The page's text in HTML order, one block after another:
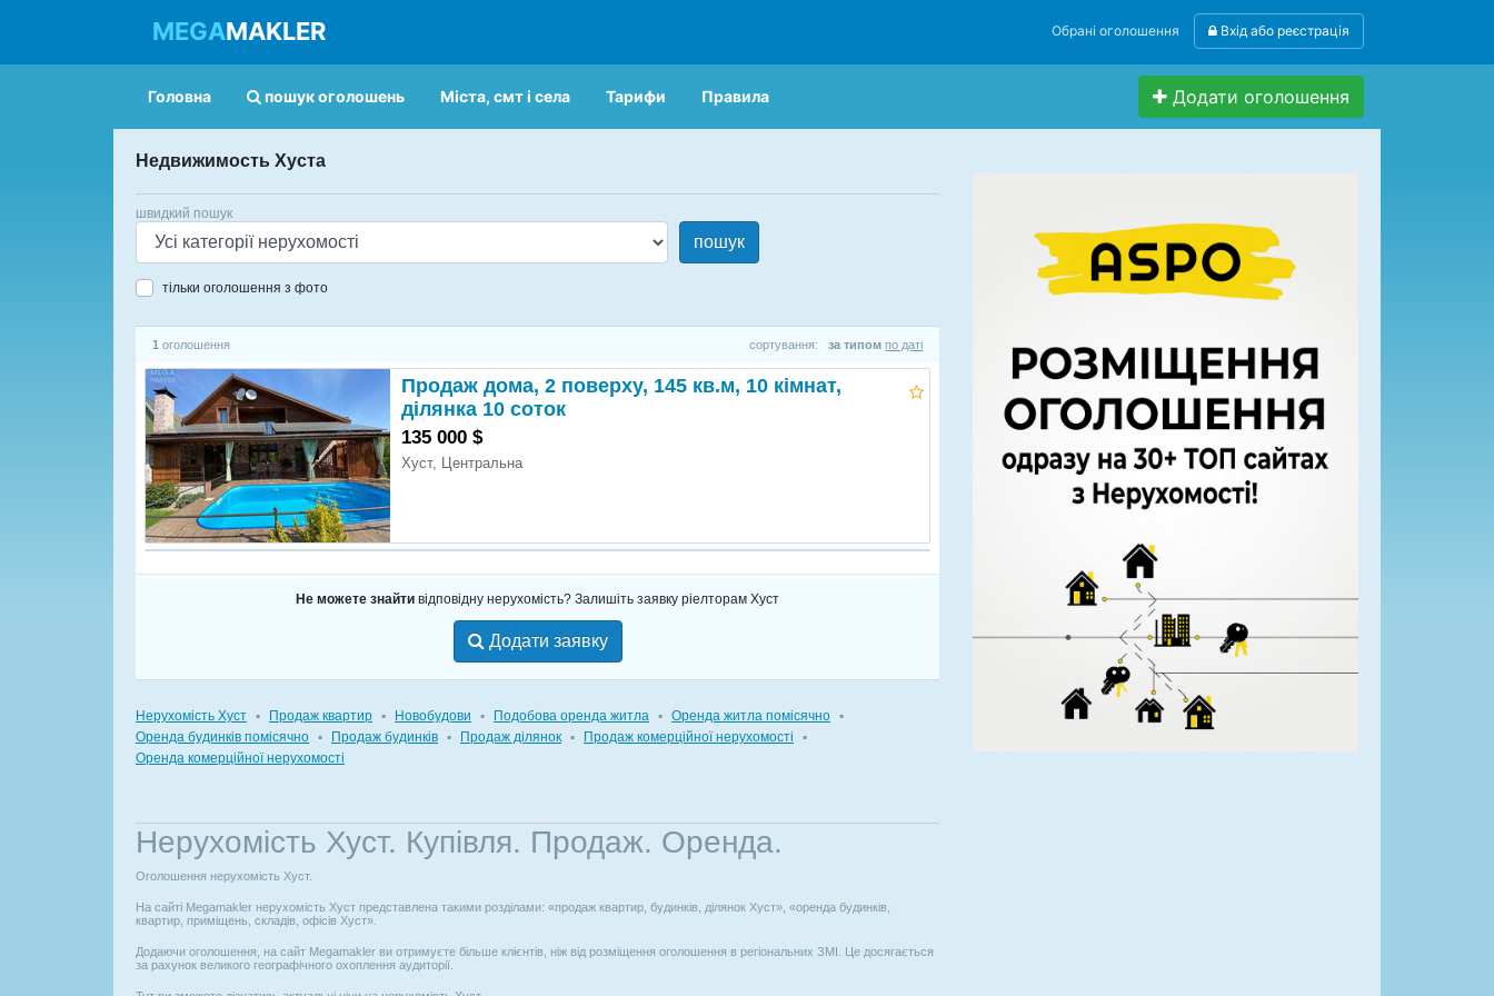
MEGAMAKLER Обрані оголошення Вхід або реєстрація
Головна пошук оголошень Міста, смт і села Тарифи Правила Додати оголошення
Недвижимость Хуста
швидкий пошук
пошук
тільки оголошення з фото
1 оголошення сортування:за типом по даті
Продаж дома, 2 поверху, 145 кв.м, 10 кімнат,
ділянка 10 соток
135 000 $
Хуст, Центральна
Не можете знайтивідповідну нерухомість? Залишіть заявку ріелторам Хуст
Додати заявку
Нерухомість Хуст ▪ Продаж квартир ▪ Новобудови ▪ Подобова оренда житла ▪ Оренда житла помісячно ▪
Оренда будинків помісячно ▪ Продаж будинків ▪ Продаж ділянок ▪ Продаж комерційної нерухомості
▪
Оренда комерційної нерухомості
Нерухомість Хуст. Купівля. Продаж. Оренда.
Оголошення нерухомість Хуст.
На сайті Megamakler нерухомість Хуст представлена такими розділами: «продаж квартир, будинків, ділянок Хуст», «оренда будинків,
квартир, приміщень, складів, офісів Хуст».
Додаючи оголошення, на сайт Megamakler ви отримуєте більше клієнтів, ніж від розміщення оголошення в регіональних ЗМІ. Це досягається
за рахунок великого географічного охоплення аудиторії.